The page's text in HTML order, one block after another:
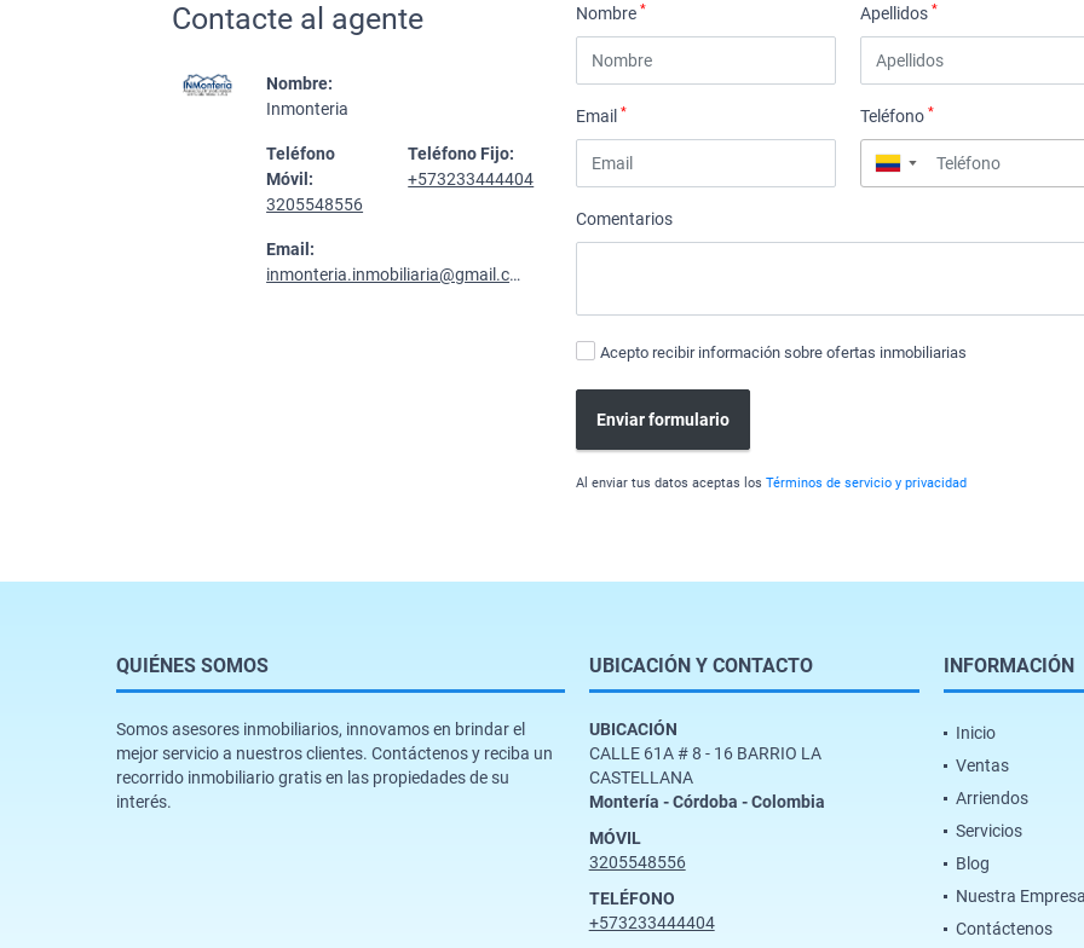
Contacte al agente
Nombre:
Inmonteria
Teléfono
Móvil:
3205548556
Teléfono Fijo:
+573233444404
Email:
inmonteria.inmobiliaria@gmail.com
Nombre* Apellidos*
Email* Teléfono*
▼
Comentarios
Acepto recibir información sobre ofertas inmobiliarias
Enviar formulario
Al enviar tus datos aceptas losTérminos de servicio y privacidad
QUIÉNES SOMOS
Somos asesores inmobiliarios, innovamos en brindar el
mejor servicio a nuestros clientes. Contáctenos y reciba un
recorrido inmobiliario gratis en las propiedades de su
interés.
UBICACIÓN Y CONTACTO
UBICACIÓN
CALLE 61A # 8 - 16 BARRIO LA
CASTELLANA
Montería - Córdoba - Colombia
MÓVIL
3205548556
TELÉFONO
+573233444404
INFORMACIÓN
Inicio
Ventas
Arriendos
Servicios
Blog
Nuestra
Contáctenos